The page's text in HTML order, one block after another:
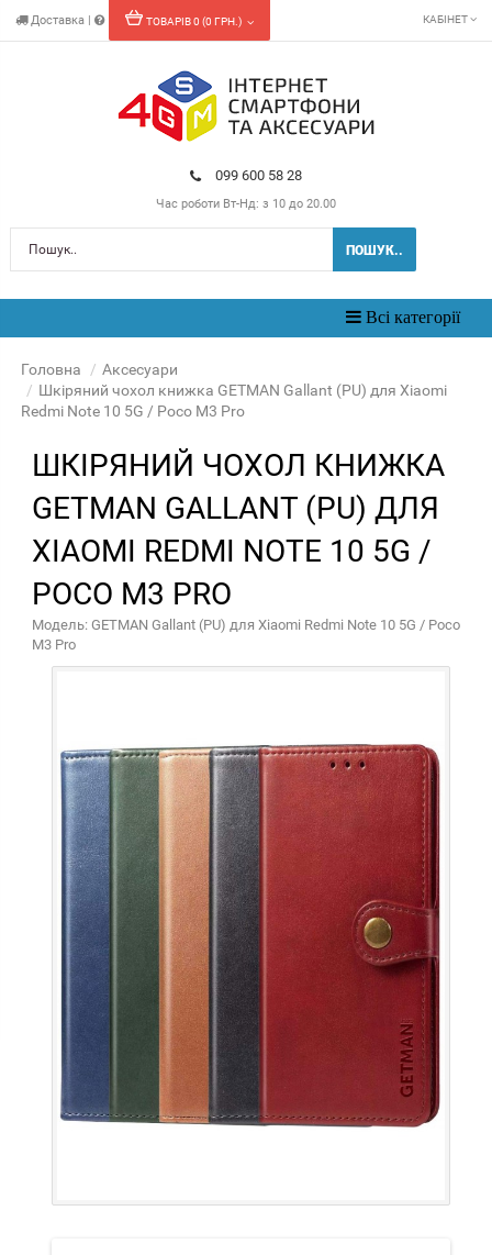
Доставка | КАБІНЕТ
099 600 58 28
Час роботи Вт-Нд: з 10 до 20.00
ТОВАРІВ 0 (0 ГРН.)
ПОШУК..
Toggle
navigation
Всі категорії
Головна
Аксесуари
Шкіряний чохол книжка GETMAN Gallant (PU) для Xiaomi
Redmi Note 10 5G / Poco M3 Pro
ШКІРЯНИЙ ЧОХОЛ КНИЖКА
GETMAN GALLANT (PU) ДЛЯ
XIAOMI REDMI NOTE 10 5G /
POCO M3 PRO
Модель: GETMAN Gallant (PU) для Xiaomi Redmi Note 10 5G / Poco
M3 Pro